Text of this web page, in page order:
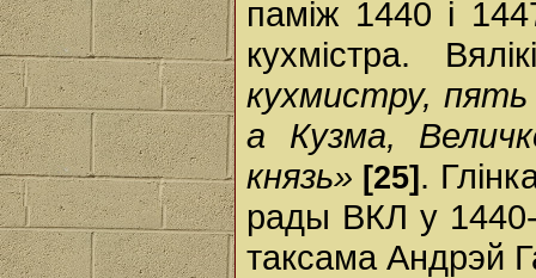
паміж 1440 і
кухмістра.
кухмистру, пять
а Кузма,
князь» [25] .
рады ВКЛ у
таксама Андрэй